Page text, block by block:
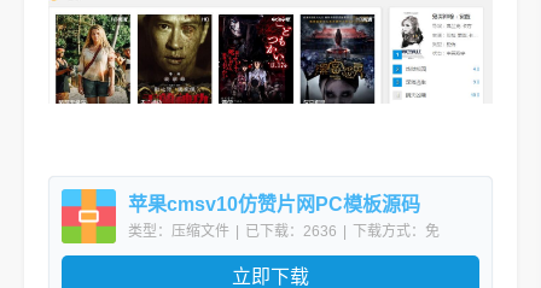
苹果cmsv10仿赞片网PC模板源码
类型：压缩文件 | 已下载：2636 | 下载方式：免
费下载
立即下载